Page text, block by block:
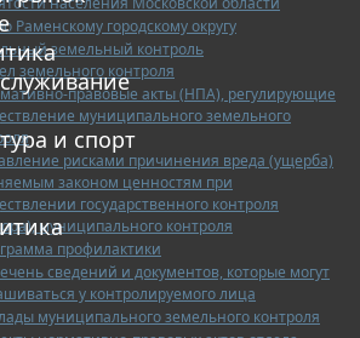
Раменскому городскому округу
земельный контроль
земельного контроля
правовые акты (НПА), регулирующие
муниципального земельного
рисками причинения вреда (ущерба)
законом ценностям при
государственного контроля
муниципального контроля
профилактики
сведений и документов, которые могут
у контролируемого лица
муниципального земельного контроля
и спорт